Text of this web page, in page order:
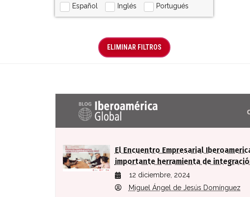
Español Inglés Portugués
ELIMINAR FILTROS
Últimas entradas Blog Iberoamérica global
El Encuentro Empresarial
importante herramienta de
12 diciembre, 2024
Miguel Ángel de Jesús Domínguez